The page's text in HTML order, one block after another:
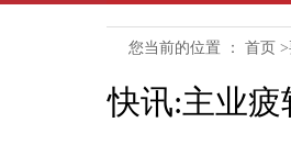
您当前的位置 ： 首页 >
快讯:主业